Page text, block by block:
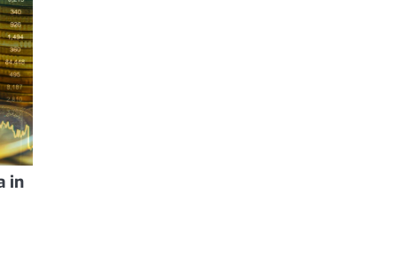
in